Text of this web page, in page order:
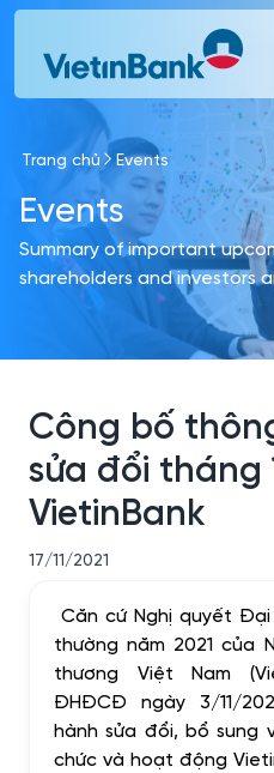
Skip to Main Content
Trang chủ Events
Events
Summary of important
shareholders and investors
Công bố
sửa đổi tháng
VietinBank
17/11/2021
Căn cứ Nghị quyết
thường năm 2021 của
thương Việt Nam
ĐHĐCĐ ngày 3/11/
hành sửa đổi, bổ sung
chức và hoạt động